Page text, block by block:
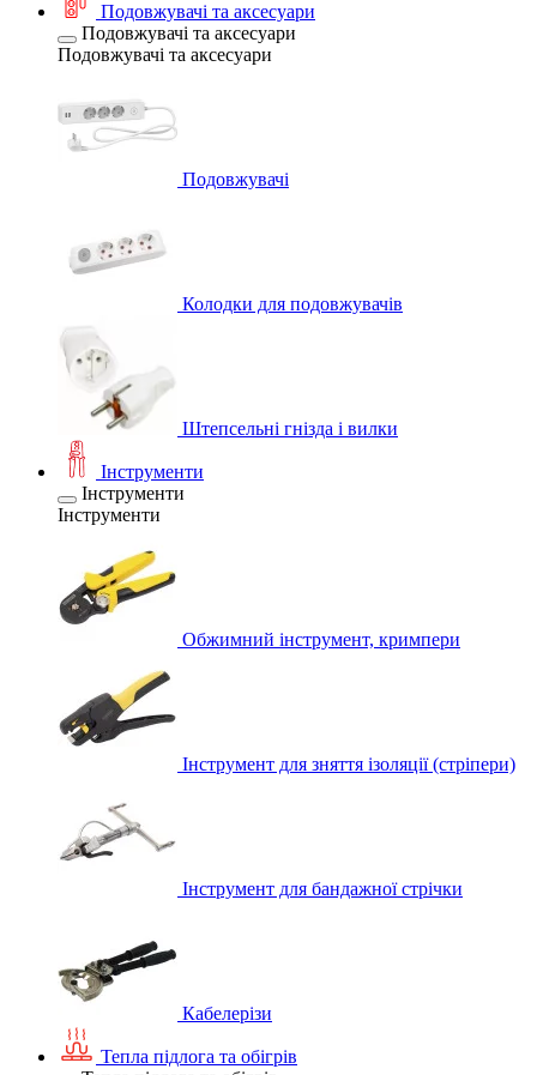
Подовжувачі та аксесуари
Подовжувачі та аксесуари
Подовжувачі та аксесуари
Подовжувачі
Колодки для подовжувачів
Штепсельні гнізда і вилки
Інструменти
Інструменти
Інструменти
Обжимний інструмент, кримпери
Інструмент для зняття ізоляції (стріпери)
Інструмент для бандажної стрічки
Кабелерізи
Тепла підлога та обігрів